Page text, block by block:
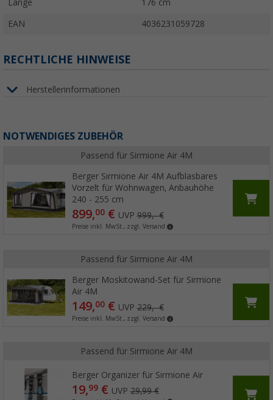
Länge 176 cm
EAN 4036231059728
RECHTLICHE HINWEISE
Herstellerinformationen
NOTWENDIGES ZUBEHÖR
Passend für Sirmione Air 4M
Berger Sirmione Air 4M Aufblasbares
Vorzelt für Wohnwagen, Anbauhöhe
240 - 255 cm
899,00€ UVP999,- €
Preise inkl. MwSt., zzgl. Versand
Passend für Sirmione Air 4M
Berger Moskitowand-Set für Sirmione
Air 4M
149,00€ UVP229,- €
Preise inkl. MwSt., zzgl. Versand
Passend für Sirmione Air 4M
Berger Organizer für Sirmione Air
19,99€ UVP29,99 €